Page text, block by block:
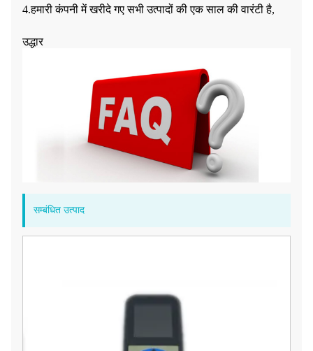
4.हमारी कंपनी में खरीदे गए सभी उत्पादों की एक साल की वारंटी है,
उद्धार
सम्बंधित उत्पाद